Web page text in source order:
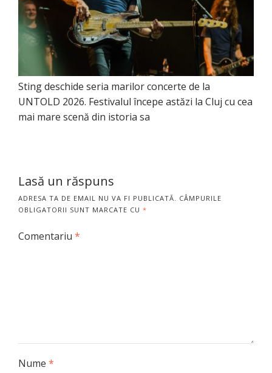
Sting deschide seria marilor concerte de la
UNTOLD 2026. Festivalul începe astăzi la Cluj cu cea
mai mare scenă din istoria sa
Lasă un răspuns
ADRESA TA DE EMAIL NU VA FI PUBLICATĂ. CÂMPURILE
OBLIGATORII SUNT MARCATE CU *
Comentariu *
Nume *